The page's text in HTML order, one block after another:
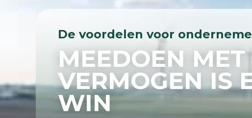
De voordelen voor
MEEDOEN
VERMOGEN IS
WIN